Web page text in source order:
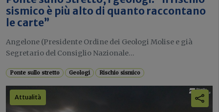
sismico è più alto di quanto raccontano
le carte”
Angelone (Presidente Ordine dei Geologi Molise e già
Segretario del Consiglio Nazionale...
Ponte sullo stretto Geologi Rischio sismico
Attualità